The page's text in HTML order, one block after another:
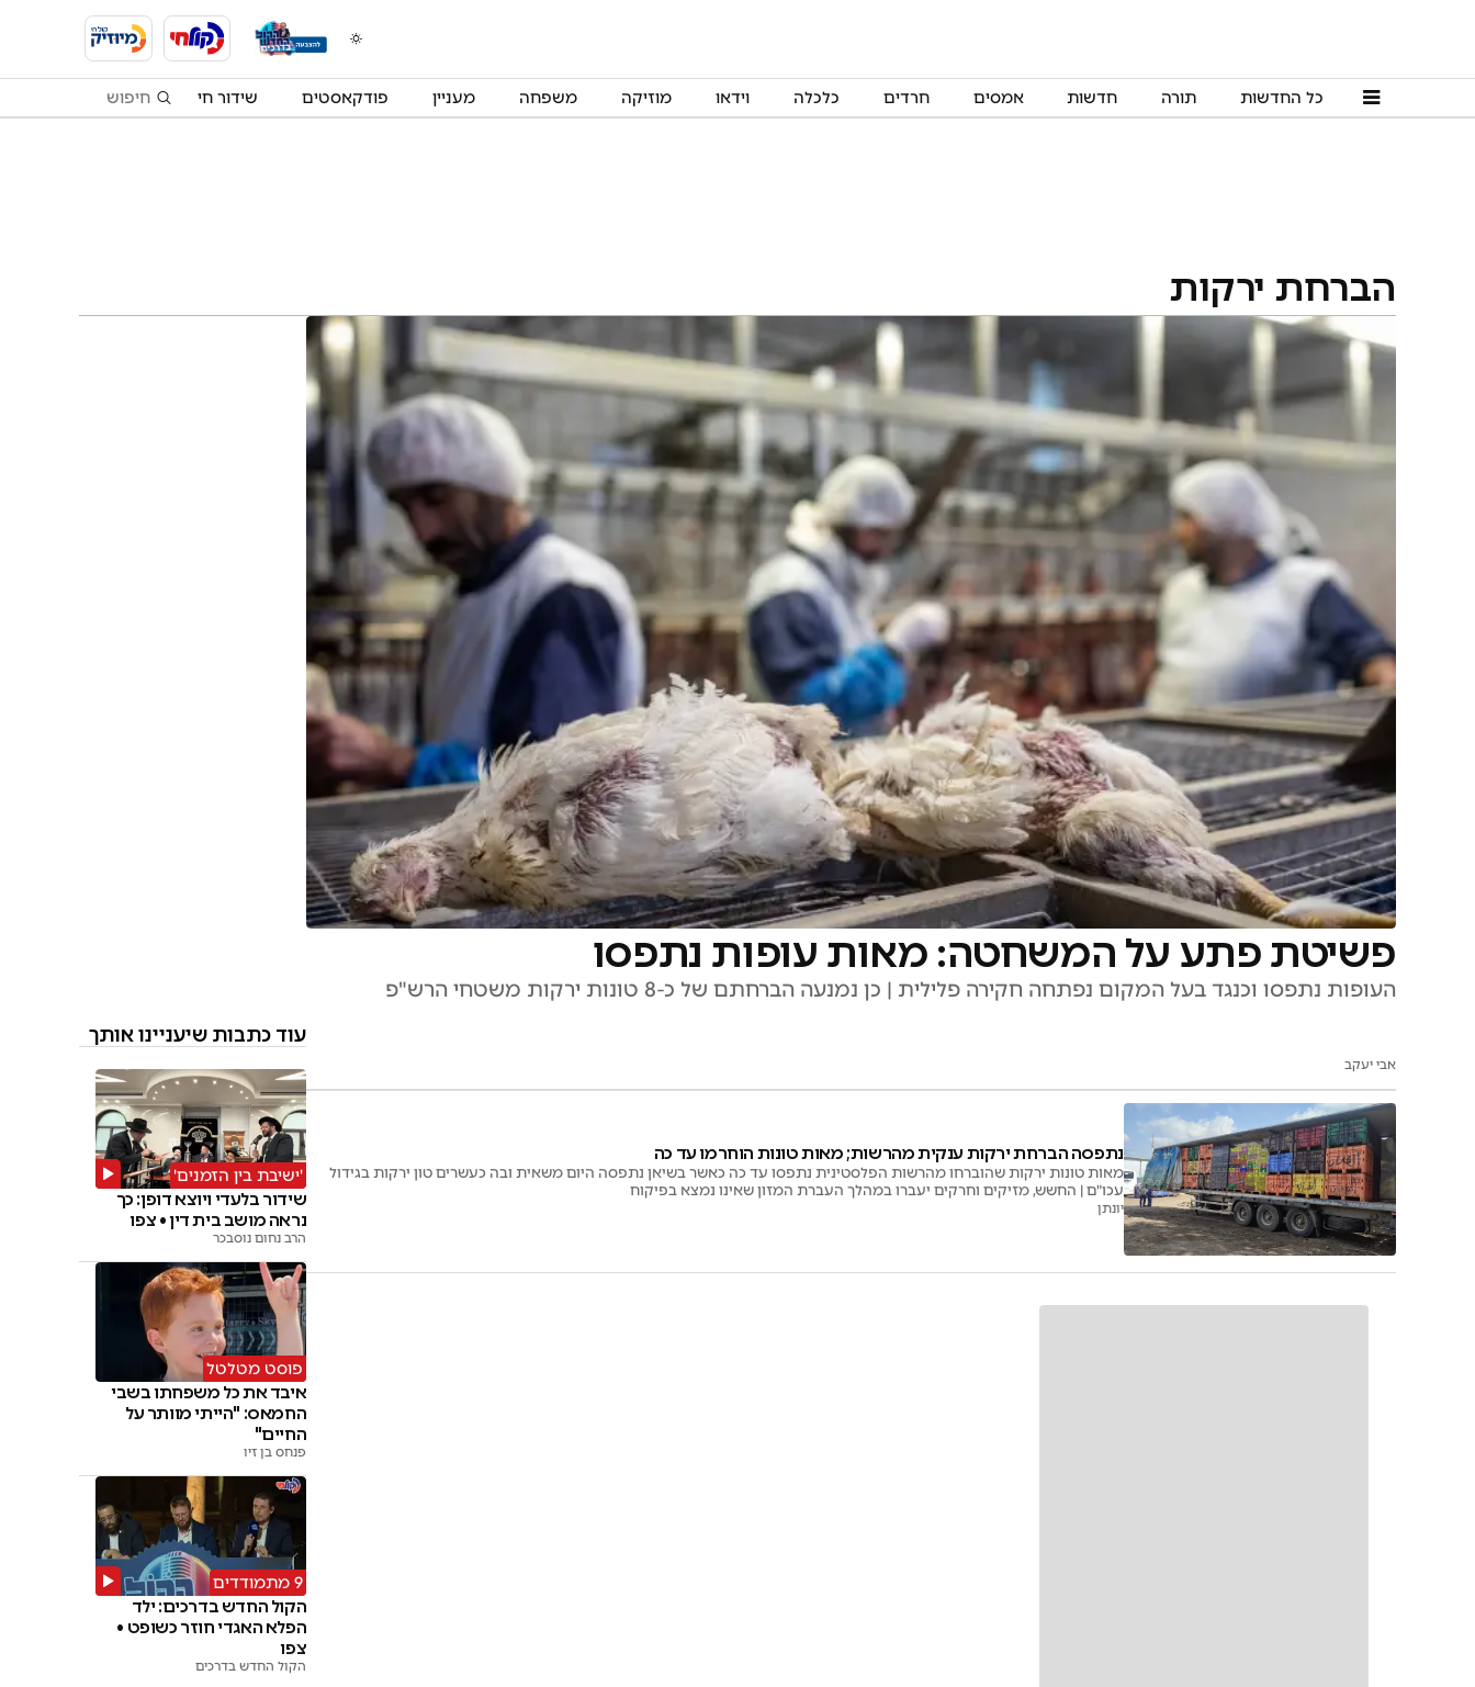
כל החדשות תורה חדשות אמסים חרדים כלכלה וידאו מוזיקה משפחה מעניין פודקאסטים שידור חי
הברחת ירקות
פשיטת פתע על המשחטה: מאות עופות נתפסו
העופות נתפסו וכנגד בעל המקום נפתחה חקירה פלילית | כן נמנעה הברחתם של כ-8 טונות ירקות משטחי הרש"פ
אבי יעקב
נתפסה הברחת ירקות ענקית מהרשות; מאות טונות הוחרמו עד כה
מאות טונות ירקות שהוברחו מהרשות הפלסטינית נתפסו עד כה כאשר בשיאן נתפסה היום משאית ובה כעשרים טון ירקות בגידול
עכו"ם | החשש, מזיקים וחרקים יעברו במהלך העברת המזון שאינו נמצא בפיקוח
יונתן
עוד כתבות שיעניינו אותך
'ישיבת בין הזמנים'
שידור בלעדי ויוצא דופן: כך
נראה מושב בית דין • צפו
הרב נחום נוסבכר
פוסט מטלטל
איבד את כל משפחתו בשבי
החמאס: "הייתי מוותר על
החיים"
פנחס בן זיו
9 מתמודדים
הקול החדש בדרכים: ילד
הפלא האגדי חוזר כשופט •
צפו
הקול החדש בדרכים